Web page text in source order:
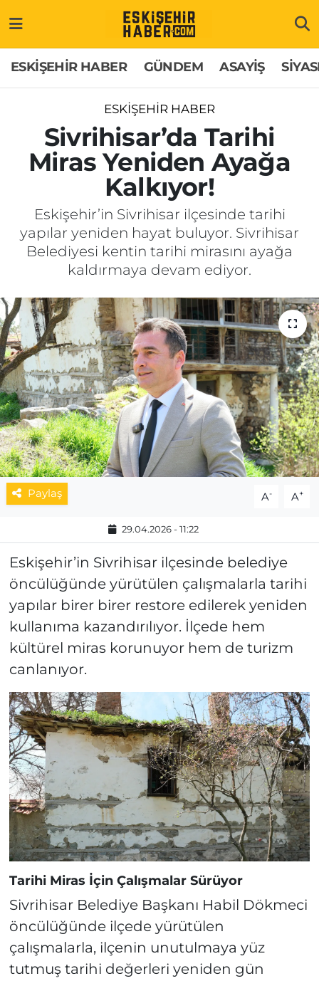
ESKİŞEHİR HABER GÜNDEM ASAYİŞ
ESKİŞEHİR HABER
Sivrihisar’da Tarihi
Miras Yeniden Ayağa
Kalkıyor!
Eskişehir’in Sivrihisar ilçesinde tarihi
yapılar yeniden hayat buluyor. Sivrihisar
Belediyesi kentin tarihi mirasını ayağa
kaldırmaya devam ediyor.
Paylaş A- A+
29.04.2026 - 11:22
Eskişehir’in Sivrihisar ilçesinde belediye
öncülüğünde yürütülen çalışmalarla tarihi
yapılar birer birer restore edilerek yeniden
kullanıma kazandırılıyor. İlçede hem
kültürel miras korunuyor hem de turizm
canlanıyor.
Tarihi Miras İçin Çalışmalar Sürüyor
Sivrihisar Belediye Başkanı Habil Dökmeci
öncülüğünde ilçede yürütülen
çalışmalarla, ilçenin unutulmaya yüz
tutmuş tarihi değerleri yeniden gün
GÜNDEM
ASAYİŞ
SİYASET
SAĞLIK
EĞİTİM
SPOR
MAGAZİN
ESKİŞEHİRSPOR
Hakkımızda
İletişim
Künye
Odunpazarı Trafik Yoğunluk Haritası
Süper Lig Puan Durumu ve Fikstür
Tüm Manşetler
Son Dakika Haberleri
Haber Arşivi